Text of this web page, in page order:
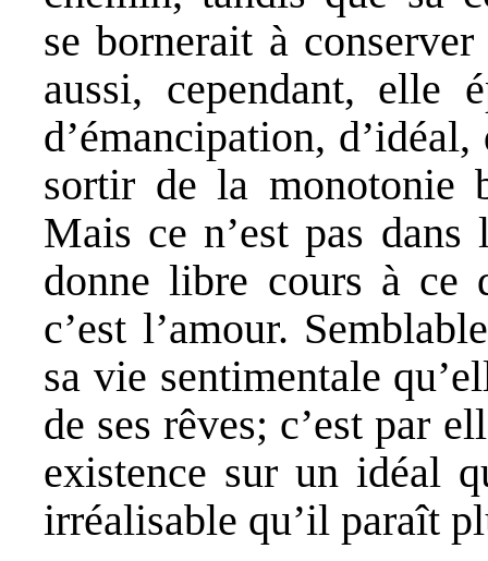
se bornerait à
aussi, cependant, elle
d’émancipation,
sortir de la monotonie
Mais ce n’est pas
donne libre cours à ce
c’est l’amour.
sa vie sentimentale
de ses rêves; c’est par
existence sur un idéal
irréalisable qu’il paraît